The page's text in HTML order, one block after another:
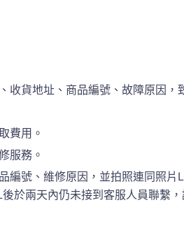
收貨地址、商品編號、故障原因
費用。
服務。
編號、維修原因，並拍照連同照
於兩天內仍未接到客服人員聯繫，